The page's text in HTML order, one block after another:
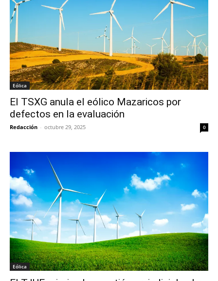
Eólica
El TSXG anula el eólico Mazaricos por
defectos en la evaluación
Redacción - octubre 29, 2025 0
Eólica